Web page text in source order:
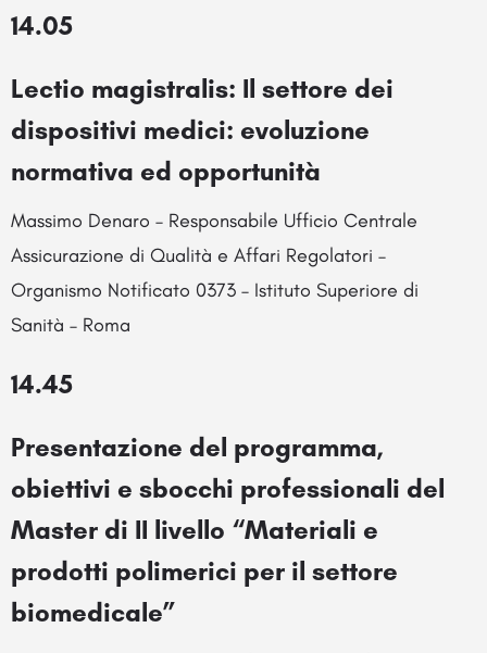
14.05
Lectio magistralis: Il settore dei
dispositivi medici: evoluzione
normativa ed opportunità
Massimo Denaro – Responsabile Ufficio Centrale
Assicurazione di Qualità e Affari Regolatori –
Organismo Notificato 0373 – Istituto Superiore di
Sanità – Roma
14.45
Presentazione del programma,
obiettivi e sbocchi professionali del
Master di II livello “Materiali e
prodotti polimerici per il settore
biomedicale”